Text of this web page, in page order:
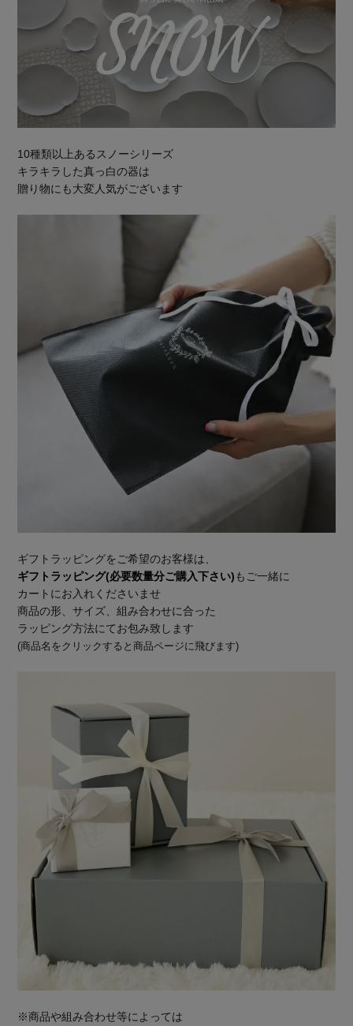
10種類以上あるスノーシリーズ
キラキラした真っ白の器は
贈り物にも大変人気がございます
ギフトラッピングをご希望のお客様は、
ギフトラッピング(必要数量分ご購入下さい)もご一緒に
カートにお入れくださいませ
商品の形、サイズ、組み合わせに合った
ラッピング方法にてお包み致します
(商品名をクリックすると商品ページに飛びます)
※商品や組み合わせ等によっては